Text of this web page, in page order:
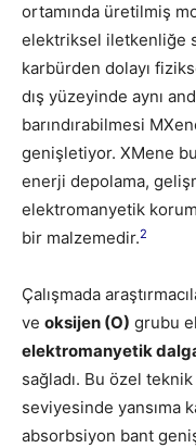
ortamında üretilmiş
elektriksel iletkenliğe
karbürden dolayı
dış yüzeyinde aynı
barındırabilmesi
genişletiyor. XMene
enerji depolama,
elektromanyetik
bir malzemedir.2
Çalışmada
ve oksijen (O) grubu
elektromanyetik
sağladı. Bu özel
seviyesinde yansıma
absorbsiyon bant